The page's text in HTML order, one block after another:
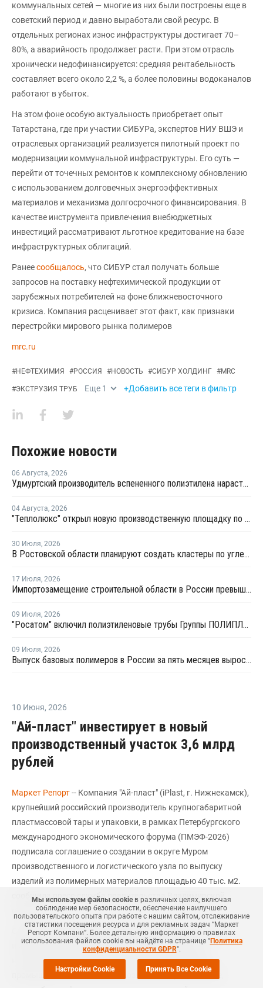
коммунальных сетей — многие из них были построены еще в
советский период и давно выработали свой ресурс. В
отдельных регионах износ инфраструктуры достигает 70–
80%, а аварийность продолжает расти. При этом отрасль
хронически недофинансируется: средняя рентабельность
составляет всего около 2,2 %, а более половины водоканалов
работают в убыток.
На этом фоне особую актуальность приобретает опыт
Татарстана, где при участии СИБУРа, экспертов НИУ ВШЭ и
отраслевых организаций реализуется пилотный проект по
модернизации коммунальной инфраструктуры. Его суть —
перейти от точечных ремонтов к комплексному обновлению
с использованием долговечных энергоэффективных
материалов и механизма долгосрочного финансирования. В
качестве инструмента привлечения внебюджетных
инвестиций рассматривают льготное кредитование на базе
инфраструктурных облигаций.
Ранеесообщалось, что СИБУР стал получать больше
запросов на поставку нефтехимической продукции от
зарубежных потребителей на фоне ближневосточного
кризиса. Компания расценивает этот факт, как признаки
перестройки мирового рынка полимеров
mrc.ru
#НЕФТЕХИМИЯ #РОССИЯ #НОВОСТЬ #СИБУР ХОЛДИНГ #MRC
#ЭКСТРУЗИЯ ТРУБ Еще 1 +Добавить все теги в фильтр
Похожие новости
06 Августа, 2026
Удмуртский производитель вспененного полиэтилена нарастит выпуск на 15%
04 Августа, 2026
"Теплолюкс" открыл новую производственную площадку по выпуску инженерных систем
30 Июля, 2026
В Ростовской области планируют создать кластеры по углехимии и переработке полимеров
17 Июля, 2026
Импортозамещение строительной области в России превышает 98%
09 Июля, 2026
"Росатом" включил полиэтиленовые трубы Группы ПОЛИПЛАСТИК в Реестр инноваций
09 Июля, 2026
Выпуск базовых полимеров в России за пять месяцев вырос на 3,8%
10 Июня, 2026
"Ай-пласт" инвестирует в новый
производственный участок 3,6 млрд
рублей
Маркет Репорт-- Компания "Ай-пласт" (iPlast, г. Нижнекамск),
крупнейший российский производитель крупногабаритной
пластмассовой тары и упаковки, в рамках Петербургского
международного экономического форума (ПМЭФ-2026)
подписала соглашение о создании в округе Муром
производственного и логистического узла по выпуску
изделий из полимерных материалов площадью 40 тыс. м2.
сообщила пресс-служба правительства Владимирской
области.
Современный комплекс будет ориентирован на выпуск
импортозамещающей продукции промышленного
назначения, востребованной в логистике, пищевой
промышленности, сельском хозяйстве, строительстве,
Мы используем файлы cookieв различных целях, включая
соблюдение мер безопасности, обеспечение наилучшего
пользовательского опыта при работе с нашим сайтом, отслеживание
статистики посещения ресурса и для рекламных задач “Маркет
Репорт Компани”. Более детальную информацию о правилах
использования файлов cookie вы найдёте на странице "Политика
конфиденциальности GDPR".
Настройки Cookie Принять Все Cookie